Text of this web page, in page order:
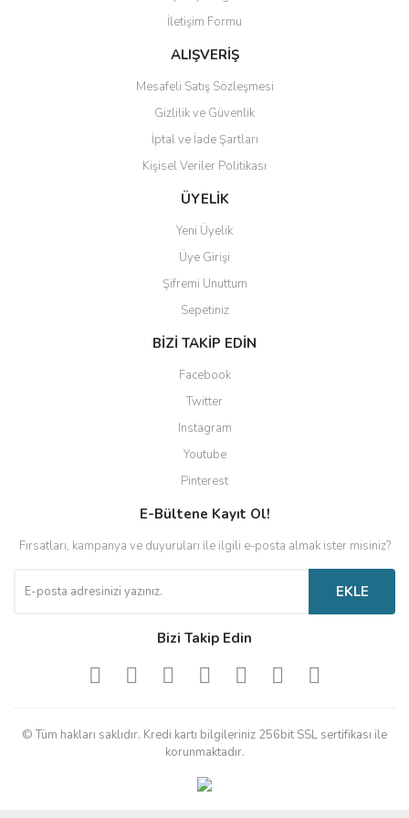
Ürün fiyatı diğer sitelerden daha pahalı.
Bu ürüne benzer farklı alternatifler olmalı.
Gönder
İletişim Formu
ALIŞVERİŞ
Mesafeli Satış Sözleşmesi
Gizlilik ve Güvenlik
İptal ve İade Şartları
Kişisel Veriler Politikası
ÜYELİK
Yeni Üyelik
Üye Girişi
Şifremi Unuttum
Sepetiniz
BİZİ TAKİP EDİN
Facebook
Twitter
Instagram
Youtube
Pinterest
E-Bültene Kayıt Ol!
Fırsatları, kampanya ve duyuruları ile ilgili e-posta almak ister misiniz?
EKLE
Bizi Takip Edin
© Tüm hakları saklıdır. Kredi kartı bilgileriniz 256bit SSL sertifikası ile
korunmaktadır.